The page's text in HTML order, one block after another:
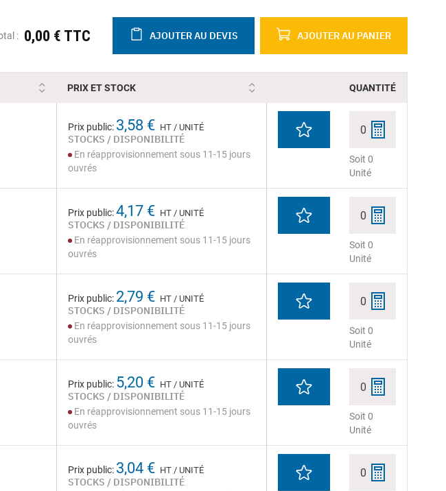
: 0,00 € TTC AJOUTER AU DEVIS AJOUTER AU PANIER
PRIX ET STOCK QUANTITÉ
Prix public: 3,58 € HT / UNITÉ
STOCKS / DISPONIBILITÉ
En réapprovisionnement sous 11-15 jours
ouvrés
0
Soit 0
Unité
Prix public:4,17 € HT / UNITÉ
STOCKS / DISPONIBILITÉ
En réapprovisionnement sous 11-15 jours
ouvrés
0
Soit 0
Unité
Prix public: 2,79 € HT / UNITÉ
STOCKS / DISPONIBILITÉ
En réapprovisionnement sous 11-15 jours
ouvrés
0
Soit 0
Unité
Prix public: 5,20 € HT / UNITÉ
STOCKS / DISPONIBILITÉ
En réapprovisionnement sous 11-15 jours
ouvrés
0
Soit 0
Unité
Prix public: 3,04 € HT / UNITÉ
STOCKS / DISPONIBILITÉ
0